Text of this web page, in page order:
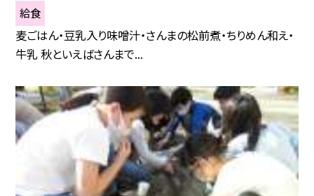
給食
麦ごはん・豆乳入り味噌汁・さんまの松前煮・ちりめん和え・
牛乳 秋といえばさんまで...